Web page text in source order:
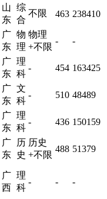
山
东
综
合
不限 463 238410
广
东
物
理
物理
+不限
- -
广
东
理
科
- 454 163425
广
东
文
科
- 510 48489
广
东
理
科
- 436 150159
广
东
历
史
历史
+不限
488 51379
广
西
理
科
- - -